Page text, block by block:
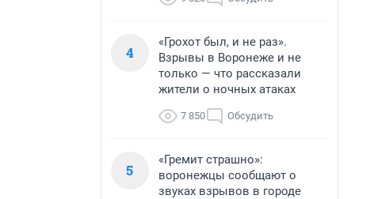
4
«Грохот был, и не раз».
Взрывы в Воронеже и не
только — что рассказали
жители о ночных атаках
7 850 Обсудить
5
«Гремит страшно»:
воронежцы сообщают о
звуках взрывов в городе